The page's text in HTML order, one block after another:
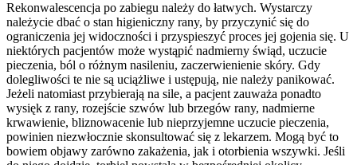
Rekonwalescencja po zabiegu należy do łatwych. Wystarczy
należycie dbać o stan higieniczny rany, by przyczynić się do
ograniczenia jej widoczności i przyspieszyć proces jej gojenia się. U
niektórych pacjentów może wystąpić nadmierny świąd, uczucie
pieczenia, ból o różnym nasileniu, zaczerwienienie skóry. Gdy
dolegliwości te nie są uciążliwe i ustępują, nie należy panikować.
Jeżeli natomiast przybierają na sile, a pacjent zauważa ponadto
wysięk z rany, rozejście szwów lub brzegów rany, nadmierne
krwawienie, bliznowacenie lub nieprzyjemne uczucie pieczenia,
powinien niezwłocznie skonsultować się z lekarzem. Mogą być to
bowiem objawy zarówno zakażenia, jak i otorbienia wszywki. Jeśli